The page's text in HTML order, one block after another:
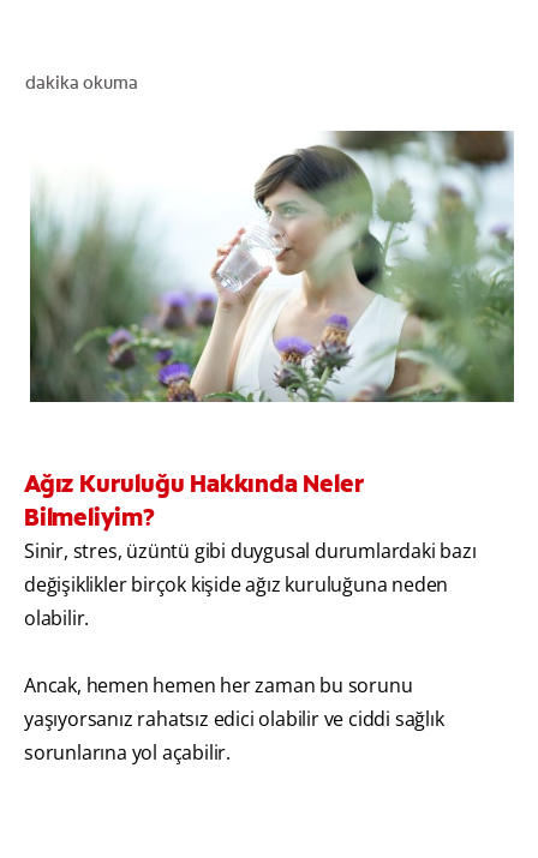
KAYIT OL
dakika okuma
Ağız Kuruluğu Hakkında Neler
Bilmeliyim?
Sinir, stres, üzüntü gibi duygusal durumlardaki bazı
değişiklikler birçok kişide ağız kuruluğuna neden
olabilir.
Ancak, hemen hemen her zaman bu sorunu
yaşıyorsanız rahatsız edici olabilir ve ciddi sağlık
sorunlarına yol açabilir.